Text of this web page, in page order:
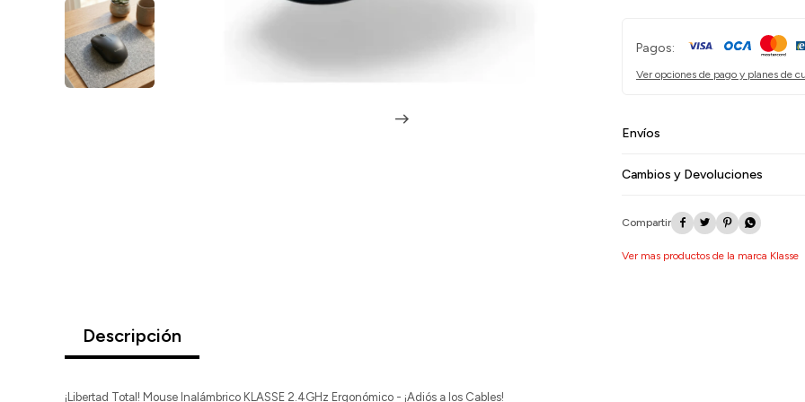
Pagos:
Ver opciones de pago y planes de
Envíos
Cambios y Devoluciones
   
Ver mas productos de la marca Klasse
Descripción
¡Libertad Total! Mouse Inalámbrico KLASSE 2.4GHz Ergonómico - ¡Adiós a los Cables!